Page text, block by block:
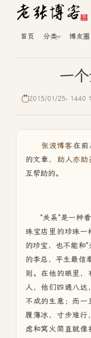
首页 分类 博友圈
一
2015/01/25 1440
张波博客在前
的文章，
助人亦助
互帮助的。
"关系"是一种
珠宝店里的珍珠一
的珍宝，也不能和
的李总，平生最信
则。在他的眼里
人，他们四通八达
不成的生意；而一
履薄冰，寸步难行
虑和窝火简直就像